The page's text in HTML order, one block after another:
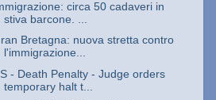
circa 50 cadaveri in
stiva barcone. ...
Bretagna: nuova stretta contro
l'immigrazione...
- Death Penalty - Judge orders
temporary halt t...